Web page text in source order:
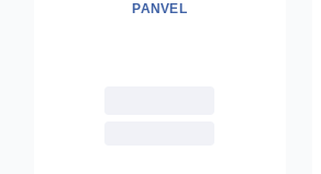
PANVEL